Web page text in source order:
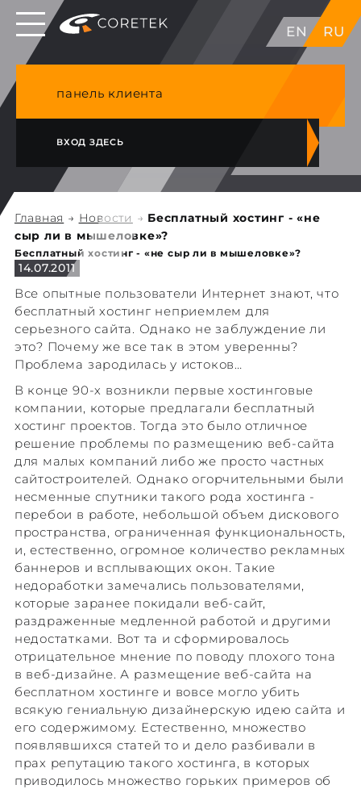
EN RU
Выделенные серверы в ЕС, Японии, ГК, США
NVME VPS & cPanel премиум хостинг в
панель клиента
ВХОД ЗДЕСЬ
Главная → Новости → Бесплатный хостинг - «не
сыр ли в мышеловке»?
Бесплатный хостинг - «не сыр ли в мышеловке»?
14.07.2011
Все опытные пользователи Интернет знают, что
бесплатный хостинг неприемлем для
серьезного сайта. Однако не заблуждение ли
это? Почему же все так в этом уверенны?
Проблема зародилась у истоков…
В конце 90-х возникли первые хостинговые
компании, которые предлагали бесплатный
хостинг проектов. Тогда это было отличное
решение проблемы по размещению веб-сайта
для малых компаний либо же просто частных
сайтостроителей. Однако огорчительными были
несменные спутники такого рода хостинга -
перебои в работе, небольшой объем дискового
пространства, ограниченная функциональность,
и, естественно, огромное количество рекламных
баннеров и всплывающих окон. Такие
недоработки замечались пользователями,
которые заранее покидали веб-сайт,
раздраженные медленной работой и другими
недостатками. Вот та и сформировалось
отрицательное мнение по поводу плохого тона
в веб-дизайне. А размещение веб-сайта на
бесплатном хостинге и вовсе могло убить
всякую гениальную дизайнерскую идею сайта и
его содержимому. Естественно, множество
появлявшихся статей то и дело разбивали в
прах репутацию такого хостинга, в которых
приводилось множество горьких примеров об